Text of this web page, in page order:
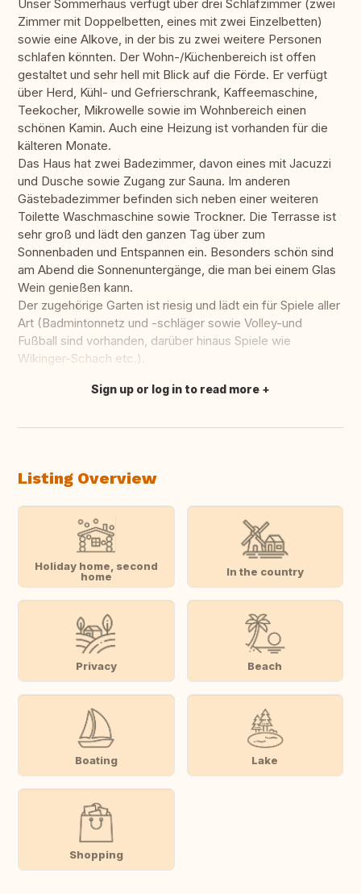
Unser Sommerhaus verfügt über drei Schlafzimmer (zwei
Zimmer mit Doppelbetten, eines mit zwei Einzelbetten)
sowie eine Alkove, in der bis zu zwei weitere Personen
schlafen könnten. Der Wohn-/Küchenbereich ist offen
gestaltet und sehr hell mit Blick auf die Förde. Er verfügt
über Herd, Kühl- und Gefrierschrank, Kaffeemaschine,
Teekocher, Mikrowelle sowie im Wohnbereich einen
schönen Kamin. Auch eine Heizung ist vorhanden für die
kälteren Monate.
Das Haus hat zwei Badezimmer, davon eines mit Jacuzzi
und Dusche sowie Zugang zur Sauna. Im anderen
Gästebadezimmer befinden sich neben einer weiteren
Toilette Waschmaschine sowie Trockner. Die Terrasse ist
sehr groß und lädt den ganzen Tag über zum
Sonnenbaden und Entspannen ein. Besonders schön sind
am Abend die Sonnenuntergänge, die man bei einem Glas
Wein genießen kann.
Der zugehörige Garten ist riesig und lädt ein für Spiele aller
Art (Badmintonnetz und -schläger sowie Volley-und
Fußball sind vorhanden, darüber hinaus Spiele wie
Wikinger-Schach etc.).
Translate this
Sign up or log in to read more
Listing Overview
Holiday home, second
home
In the country
Privacy Beach
Boating Lake
Shopping